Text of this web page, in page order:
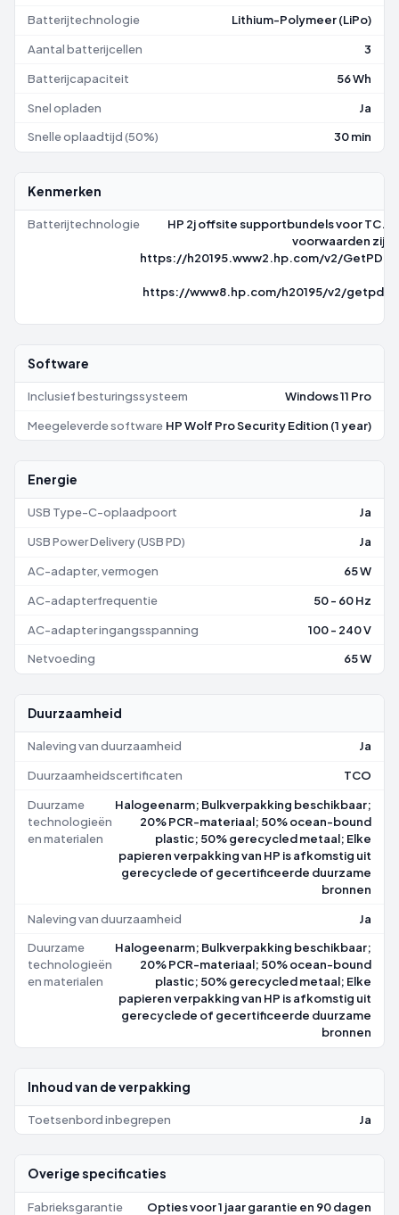
Batterijtechnologie Lithium-Polymeer (LiPo)
Aantal batterijcellen 3
Batterijcapaciteit 56 Wh
Snel opladen Ja
Snelle oplaadtijd (50%) 30 min
Kenmerken
Batterijtechnologie
HP 2j offsite supportbundels voor TC.
voorwaarden zijn
https://h20195.www2.hp.com/v2/
https://www8.hp.com/h20195/v2/
Software
Inclusief besturingssysteem Windows 11 Pro
Meegeleverde software HP Wolf Pro Security Edition (1 year)
Energie
USB Type-C-oplaadpoort Ja
USB Power Delivery (USB PD) Ja
AC-adapter, vermogen 65 W
AC-adapterfrequentie 50 - 60 Hz
AC-adapter ingangsspanning 100 - 240 V
Netvoeding 65 W
Duurzaamheid
Naleving van duurzaamheid Ja
Duurzaamheidscertificaten TCO
Duurzame
technologieën
en materialen
Halogeenarm; Bulkverpakking beschikbaar;
20% PCR-materiaal; 50% ocean-bound
plastic; 50% gerecycled metaal; Elke
papieren verpakking van HP is afkomstig uit
gerecyclede of gecertificeerde duurzame
bronnen
Naleving van duurzaamheid Ja
Duurzame
technologieën
en materialen
Halogeenarm; Bulkverpakking beschikbaar;
20% PCR-materiaal; 50% ocean-bound
plastic; 50% gerecycled metaal; Elke
papieren verpakking van HP is afkomstig uit
gerecyclede of gecertificeerde duurzame
bronnen
Inhoud van de verpakking
Toetsenbord inbegrepen Ja
Overige specificaties
Fabrieksgarantie
Opties voor 1 jaar garantie en 90 dagen